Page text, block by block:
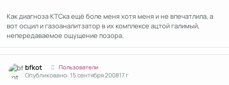
Как диагноза КТСка ещё боле меня хотя меня и не впечатлила, а
вот осцил и газоаналитзатор в их комплексе ацтой галимый,
непередаваемое ощущение позора.
bfkot Пользователи
Опубликовано:15 сентября 200817 г